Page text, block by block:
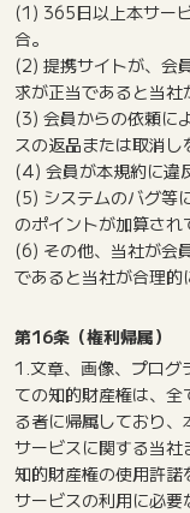
(1) 365日以上本サー
合。
(2) 提携サイトが、会
求が正当であると当社
(3) 会員からの依頼に
スの返品または取消し
(4) 会員が本規約に違
(5) システムのバグ等
のポイントが加算され
(6) その他、当社が会
であると当社が合理的
第16条（権利帰属）
1.文章、画像、プログ
ての知的財産権は、
る者に帰属しており
サービスに関する当
知的財産権の使用許
サービスの利用に必